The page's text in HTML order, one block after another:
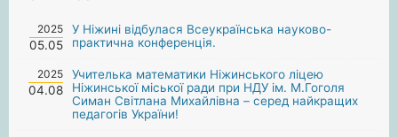
2025
05.05
У Ніжині відбулася Всеукраїнська науково-
практична конференція.
2025
04.08
Учителька математики Ніжинського ліцею
Ніжинської міської ради при НДУ ім. М.Гоголя
Симан Світлана Михайлівна – серед найкращих
педагогів України!